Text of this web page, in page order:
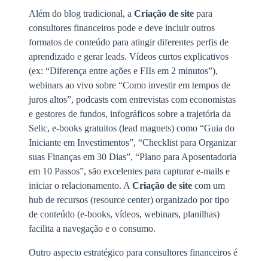
Além do blog tradicional, a Criação de site para
consultores financeiros pode e deve incluir outros
formatos de conteúdo para atingir diferentes perfis de
aprendizado e gerar leads. Vídeos curtos explicativos
(ex: “Diferença entre ações e FIIs em 2 minutos”),
webinars ao vivo sobre “Como investir em tempos de
juros altos”, podcasts com entrevistas com economistas
e gestores de fundos, infográficos sobre a trajetória da
Selic, e-books gratuitos (lead magnets) como “Guia do
Iniciante em Investimentos”, “Checklist para Organizar
suas Finanças em 30 Dias”, “Plano para Aposentadoria
em 10 Passos”, são excelentes para capturar e-mails e
iniciar o relacionamento. A Criação de site com um
hub de recursos (resource center) organizado por tipo
de conteúdo (e-books, vídeos, webinars, planilhas)
facilita a navegação e o consumo.
Outro aspecto estratégico para consultores financeiros é